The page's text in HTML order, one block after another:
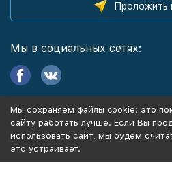
Проложить
Мы в социальных сетях:
Информация
Политика персональных данных
Мы сохраняем файлы cookie: это
сайту работать лучше. Если Вы
использовать сайт, мы будем
это устраивает.